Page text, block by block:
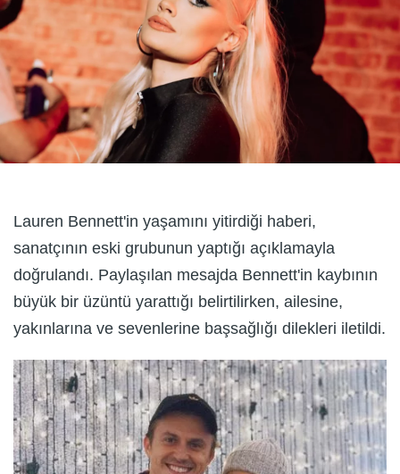
Lauren Bennett'in yaşamını yitirdiği haberi,
sanatçının eski grubunun yaptığı açıklamayla
doğrulandı. Paylaşılan mesajda Bennett'in kaybının
büyük bir üzüntü yarattığı belirtilirken, ailesine,
yakınlarına ve sevenlerine başsağlığı dilekleri iletildi.